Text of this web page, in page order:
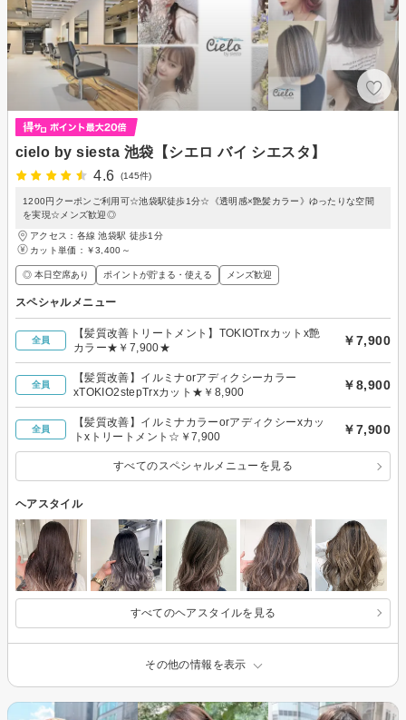
cielo by siesta 池袋【シエロ バイ シエスタ】
4.6
(145件)
1200円クーポンご利用可☆池袋駅徒歩1分☆《透明感×艶髪カラー》ゆったりな空間
を実現☆メンズ歓迎◎
アクセス：各線 池袋駅 徒歩1分
カット単価： ￥3,400～
◎ 本日空席あり ポイントが貯まる・使える メンズ歓迎
スペシャルメニュー
全員
【髪質改善トリートメント】TOKIOTrxカットx艶
カラー★￥7,900★
￥7,900
全員
【髪質改善】イルミナorアディクシーカラー
xTOKIO2stepTrxカット★￥8,900
￥8,900
全員
【髪質改善】イルミナカラーorアディクシーxカッ
トxトリートメント☆￥7,900
￥7,900
すべてのスペシャルメニューを見る
ヘアスタイル
すべてのヘアスタイルを見る
その他の情報を表示